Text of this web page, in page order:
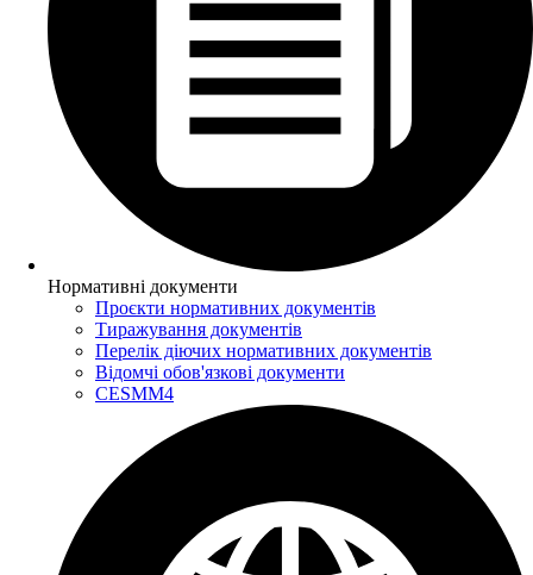
Нормативні документи
Проєкти нормативних документів
Тиражування документів
Перелік діючих нормативних документів
Відомчі обов'язкові документи
CESMM4